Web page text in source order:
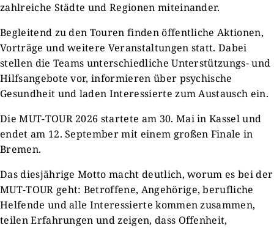
zahlreiche Städte und Regionen miteinander.
Begleitend zu den Touren finden öffentliche Aktionen,
Vorträge und weitere Veranstaltungen statt. Dabei
stellen die Teams unterschiedliche Unterstützungs- und
Hilfsangebote vor, informieren über psychische
Gesundheit und laden Interessierte zum Austausch ein.
Die MUT-TOUR 2026 startete am 30. Mai in Kassel und
endet am 12. September mit einem großen Finale in
Bremen.
Das diesjährige Motto macht deutlich, worum es bei der
MUT-TOUR geht: Betroffene, Angehörige, berufliche
Helfende und alle Interessierte kommen zusammen,
teilen Erfahrungen und zeigen, dass Offenheit,